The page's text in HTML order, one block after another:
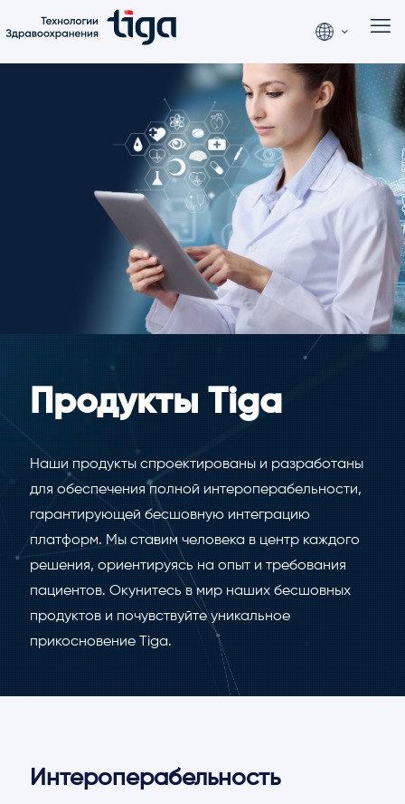
Продукты Tiga
Наши продукты спроектированы и разработаны
для обеспечения полной интероперабельности,
гарантирующей бесшовную интеграцию
платформ. Мы ставим человека в центр каждого
решения, ориентируясь на опыт и требования
пациентов. Окунитесь в мир наших бесшовных
продуктов и почувствуйте уникальное
прикосновение Tiga.
Интероперабельность